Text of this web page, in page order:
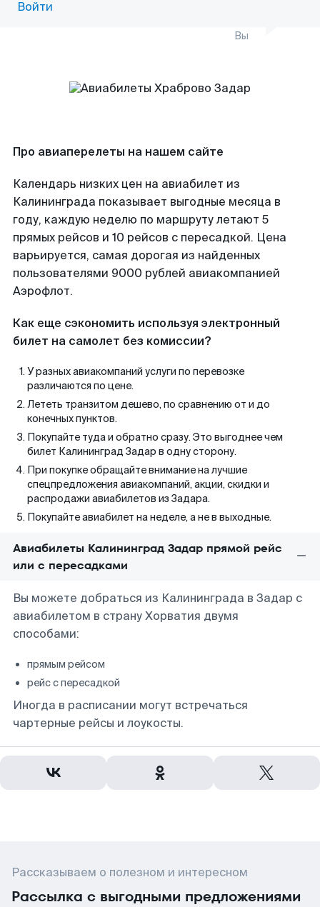
Войти
Вы
Про авиаперелеты на нашем сайте
Календарь низких цен на авиабилет из
Калининграда показывает выгодные месяца в
году, каждую неделю по маршруту летают 5
прямых рейсов и 10 рейсов с пересадкой. Цена
варьируется, самая дорогая из найденных
пользователями 9000 рублей авиакомпанией
Аэрофлот.
Как еще сэкономить используя электронный
билет на самолет без комиссии?
У разных авиакомпаний услуги по перевозке
различаются по цене.
Лететь транзитом дешево, по сравнению от и до
конечных пунктов.
Покупайте туда и обратно сразу. Это выгоднее чем
билет Калининград Задар в одну сторону.
При покупке обращайте внимание на лучшие
спецпредложения авиакомпаний, акции, скидки и
распродажи авиабилетов из Задара.
Покупайте авиабилет на неделе, а не в выходные.
Авиабилеты Калининград Задар прямой рейс
или с пересадками
Вы можете добраться из Калининграда в Задар с
авиабилетом в страну Хорватия двумя
способами:
прямым рейсом
рейс с пересадкой
Иногда в расписании могут встречаться
чартерные рейсы и лоукосты.
Рассказываем о полезном и интересном
Рассылка с выгодными предложениями